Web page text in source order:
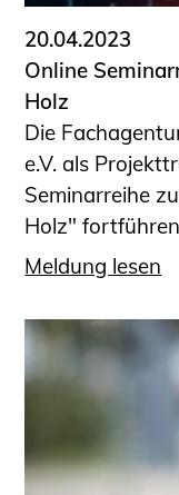
Büronachfolge
Geschützter
Informationen
Verbraucher
Ingenieursuche
NRW)
Bauherren-ABC
Informationen
Schüler und
Projekte für
START.ING.
Programm
20.04.2023
Online
Holz
Die
e.V. als
Seminarreihe
Holz"
Meldung lesen